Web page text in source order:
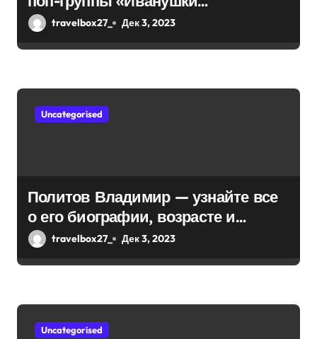
я
м
интернешнл» — история успеха,
travelbox27_ Дек 3, 2023
Uncategorised
Политов Владимир — узнайте все
о его биографии, возрасте и
впечатляющих достижениях!
travelbox27_ Дек 3, 2023
Uncategorised